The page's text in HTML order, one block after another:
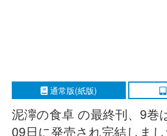
通常版(紙版)
泥濘の食卓 の最終刊、9巻
09日に発売され完結しまし